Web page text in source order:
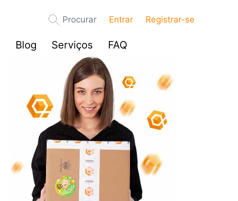
Procurar Entrar Registrar-se
Blog Serviços FAQ